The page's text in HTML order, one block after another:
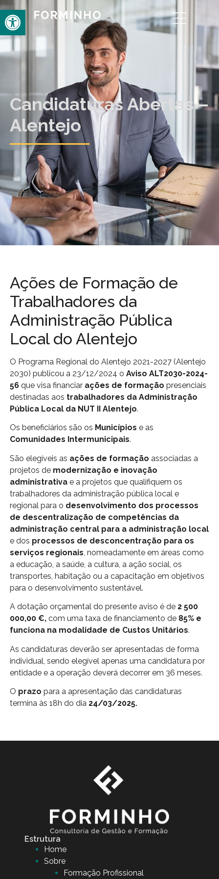
Open toolbar
Candidaturas Abertas –
Alentejo
Ações de Formação de
Trabalhadores da
Administração Pública
Local do Alentejo
O Programa Regional do Alentejo 2021-2027 (Alentejo
2030) publicou a 23/12/2024 o Aviso ALT2030-2024-
56 que visa financiar ações de formação presenciais
destinadas aos trabalhadores da Administração
Pública Local da NUT II Alentejo.
Os beneficiários são os Municípios e as
Comunidades Intermunicipais.
São elegíveis as ações de formação associadas a
projetos de modernização e inovação
administrativa e a projetos que qualifiquem os
trabalhadores da administração pública local e
regional para o desenvolvimento dos processos
de descentralização de competências da
administração central para a administração local
e dos processos de desconcentração para os
serviços regionais , nomeadamente em áreas como
a educação, a saúde, a cultura, a ação social, os
transportes, habitação ou a capacitação em objetivos
para o desenvolvimento sustentável.
A dotação orçamental do presente aviso é de 2 500
000,00 €, com uma taxa de financiamento de 85% e
funciona na modalidade de Custos Unitários.
As candidaturas deverão ser apresentadas de forma
individual, sendo elegível apenas uma candidatura por
entidade e a operação deverá decorrer em 36 meses.
O prazo para a apresentação das candidaturas
termina às 18h do dia 24/03/2025.
Estrutura
Home
Sobre
Formação Profissional